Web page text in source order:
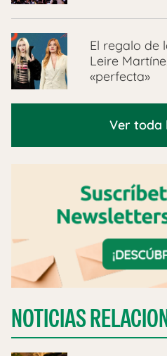
El regalo de
Leire
«perfecta»
Ver toda
NOTICIAS